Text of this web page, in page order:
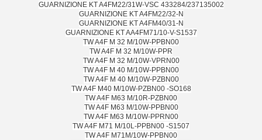
GUARNIZIONE KT A4FM22/31W-VSC 433284/237135002
GUARNIZIONE KT A4FM22/32-N
GUARNIZIONE KT A4FM40/31-N
GUARNIZIONE KT AA4FM71/10-V-S1537
TW A4F M 32 M/10W-PPBN00
TW A4F M 32 M/10W-PPR
TW A4F M 32 M/10W-VPRN00
TW A4F M 40 M/10W-PPBN00
TW A4F M 40 M/10W-PZBN00
TW A4F M40 M/10W-PZBN00 -SO168
TW A4F M63 M/10R-PZBN00
TW A4F M63 M/10W-PPBN00
TW A4F M63 M/10W-PPRN00
TW A4F M71 M/10L-PPBN00 -S1507
TW A4F M71M/10W-PPBN00